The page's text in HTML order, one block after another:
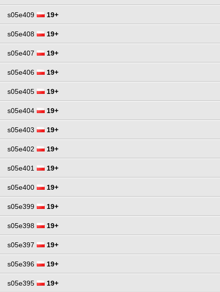
s05e409 19+
s05e408 19+
s05e407 19+
s05e406 19+
s05e405 19+
s05e404 19+
s05e403 19+
s05e402 19+
s05e401 19+
s05e400 19+
s05e399 19+
s05e398 19+
s05e397 19+
s05e396 19+
s05e395 19+